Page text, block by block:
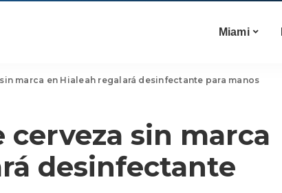
Miami
marca en Hialeah regalará desinfectante para manos
cerveza sin marca
desinfectante